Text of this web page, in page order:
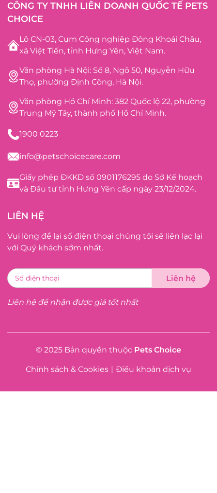
CÔNG TY TNHH LIÊN DOANH QUỐC TẾ PETS
CHOICE
Lô CN-03, Cụm Công nghiệp Đông Khoái Châu,
xã Việt Tiến, tỉnh Hưng Yên, Việt Nam.
Văn phòng Hà Nội: Số 8, Ngõ 50, Nguyễn Hữu
Thọ, phường Định Công, Hà Nội.
Văn phòng Hồ Chí Minh: 382 Quốc lộ 22, phường
Trung Mỹ Tây, thành phố Hồ Chí Minh.
1900 0223
info@petschoicecare.com
Giấy phép ĐKKD số 0901176295 do Sở Kế hoạch
và Đầu tư tỉnh Hưng Yên cấp ngày 23/12/2024.
LIÊN HỆ
Vui lòng để lại số điện thoại chúng tôi sẽ liên lạc lại
với Quý khách sớm nhất.
Liên hệ để nhận được giá tốt nhất
© 2025 Bản quyền thuộc Pets Choice
Chính sách & Cookies | Điều khoản dịch vụ